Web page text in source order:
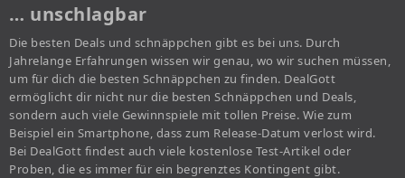
… unschlagbar
Die besten Deals und schnäppchen gibt es bei uns. Durch
Jahrelange Erfahrungen wissen wir genau, wo wir suchen müssen,
um für dich die besten Schnäppchen zu finden. DealGott
ermöglicht dir nicht nur die besten Schnäppchen und Deals,
sondern auch viele Gewinnspiele mit tollen Preise. Wie zum
Beispiel ein Smartphone, dass zum Release-Datum verlost wird.
Bei DealGott findest auch viele kostenlose Test-Artikel oder
Proben, die es immer für ein begrenztes Kontingent gibt.